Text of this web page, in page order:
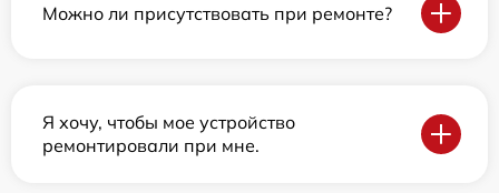
Можно ли присутствовать при ремонте?
Я хочу, чтобы мое устройство
ремонтировали при мне.